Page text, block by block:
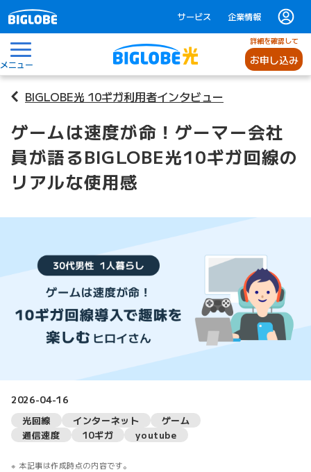
サービス 企業情報
メニュー
詳細を確認して
お申し込み
BIGLOBE光 10ギガ利用者インタビュー
ゲームは速度が命！ゲーマー会社
員が語るBIGLOBE光10ギガ回線の
リアルな使用感
2026-04-16
光回線
インターネット
ゲーム
通信速度
10ギガ youtube
本記事は作成時点の内容です。